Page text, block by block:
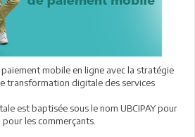
paiement mobile en ligne avec la stratégie
transformation digitale des services
est baptisée sous le nom UBCIPAY pour
pour les commerçants.